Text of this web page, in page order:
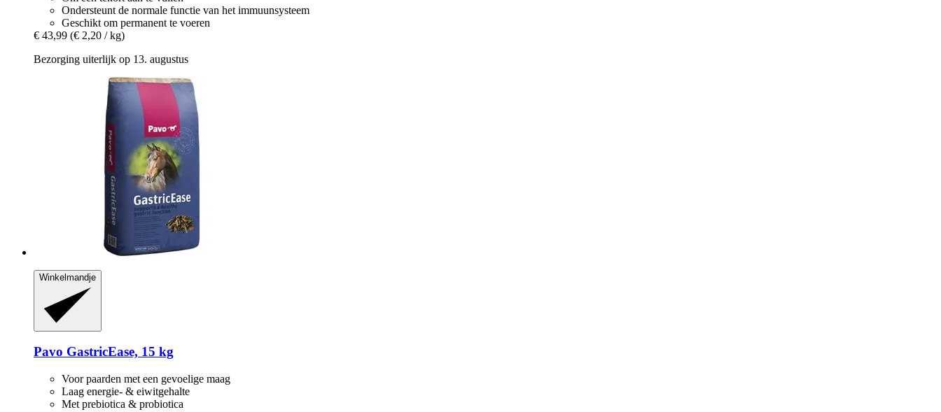
Ondersteunt de normale functie van het immuunsysteem
Geschikt om permanent te voeren
€ 43,99 (€ 2,20 / kg)
Bezorging uiterlijk op 13. augustus
Winkelmandje
Pavo GastricEase, 15 kg
Voor paarden met een gevoelige maag
Laag energie- & eiwitgehalte
Met prebiotica & probiotica